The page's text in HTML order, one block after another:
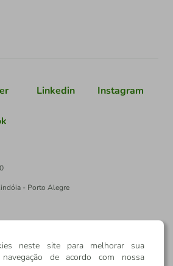
Linkedin Instagram
- Porto Alegre
neste site para melhorar sua
de acordo com nossa